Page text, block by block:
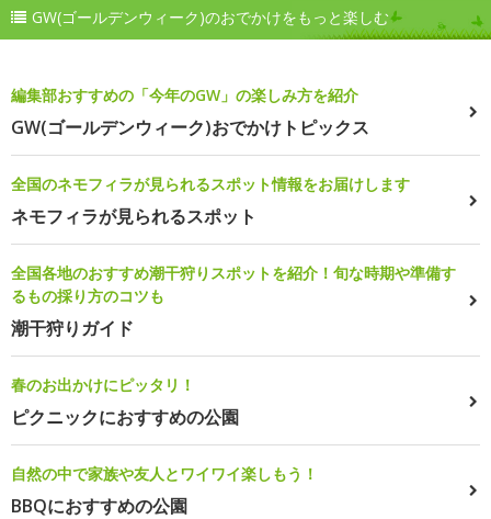
GW(ゴールデンウィーク)のおでかけをもっと楽しむ
編集部おすすめの「今年のGW」の楽しみ方を紹介
GW(ゴールデンウィーク)おでかけトピックス
全国のネモフィラが見られるスポット情報をお届けします
ネモフィラが見られるスポット
全国各地のおすすめ潮干狩りスポットを紹介！旬な時期や準備す
るもの採り方のコツも
潮干狩りガイド
春のお出かけにピッタリ！
ピクニックにおすすめの公園
自然の中で家族や友人とワイワイ楽しもう！
BBQにおすすめの公園